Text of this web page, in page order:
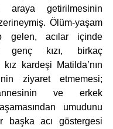
araya getirilmesinin
Ölüm-yaşam
gelen, acılar içinde
genç kızı, birkaç
kız kardeşi Matilda’nın
ziyaret etmemesi;
ve erkek
umudunu
başka acı göstergesi